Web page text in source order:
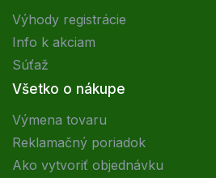
Výhody registrácie
Info k akciam
Súťaž
Všetko o nákupe
Výmena tovaru
Reklamačný poriadok
Ako vytvoriť objednávku